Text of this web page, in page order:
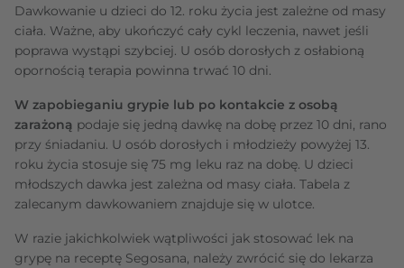
Dawkowanie u dzieci do 12. roku życia jest zależne od masy
ciała. Ważne, aby ukończyć cały cykl leczenia, nawet jeśli
poprawa wystąpi szybciej. U osób dorosłych z osłabioną
opornością terapia powinna trwać 10 dni.
W zapobieganiu grypie lub po kontakcie z osobą
zarażoną podaje się jedną dawkę na dobę przez 10 dni, rano
przy śniadaniu. U osób dorosłych i młodzieży powyżej 13.
roku życia stosuje się 75 mg leku raz na dobę. U dzieci
młodszych dawka jest zależna od masy ciała. Tabela z
zalecanym dawkowaniem znajduje się w ulotce.
W razie jakichkolwiek wątpliwości jak stosować lek na
grypę na receptę Segosana, należy zwrócić się do lekarza